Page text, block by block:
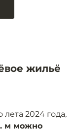
жильё
2024 года,
м можно